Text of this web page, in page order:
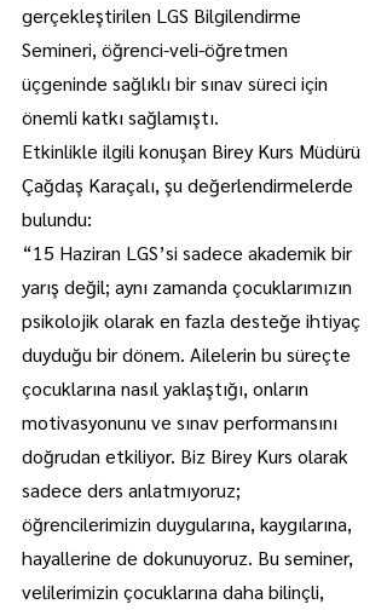
gerçekleştirilen LGS Bilgilendirme
Semineri, öğrenci-veli-öğretmen
üçgeninde sağlıklı bir sınav süreci için
önemli katkı sağlamıştı.
Etkinlikle ilgili konuşan Birey Kurs Müdürü
Çağdaş Karaçalı, şu değerlendirmelerde
bulundu:
“15 Haziran LGS’si sadece akademik bir
yarış değil; aynı zamanda çocuklarımızın
psikolojik olarak en fazla desteğe ihtiyaç
duyduğu bir dönem. Ailelerin bu süreçte
çocuklarına nasıl yaklaştığı, onların
motivasyonunu ve sınav performansını
doğrudan etkiliyor. Biz Birey Kurs olarak
sadece ders anlatmıyoruz;
öğrencilerimizin duygularına, kaygılarına,
hayallerine de dokunuyoruz. Bu seminer,
velilerimizin çocuklarına daha bilinçli,